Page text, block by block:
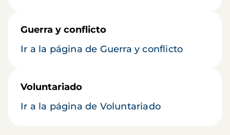
Guerra y conflicto
Ir a la página de Guerra y conflicto
Voluntariado
Ir a la página de Voluntariado